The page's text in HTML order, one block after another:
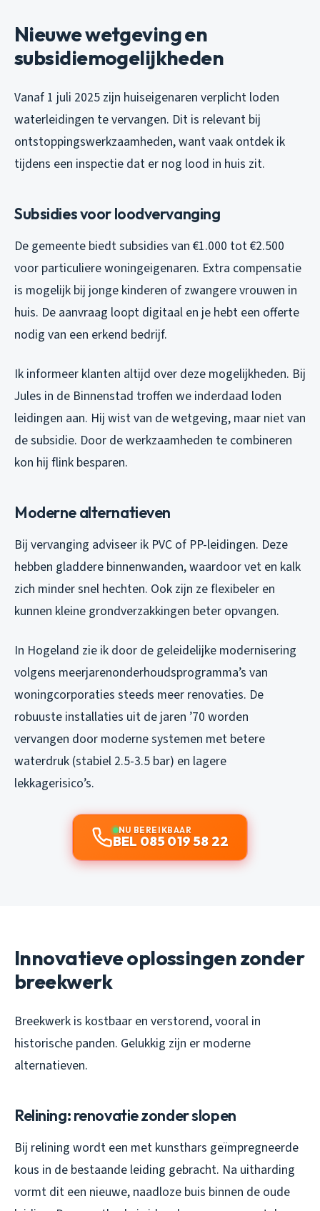
Nieuwe wetgeving en
subsidiemogelijkheden
Vanaf 1 juli 2025 zijn huiseigenaren verplicht loden
waterleidingen te vervangen. Dit is relevant bij
ontstoppingswerkzaamheden, want vaak ontdek ik
tijdens een inspectie dat er nog lood in huis zit.
Subsidies voor loodvervanging
De gemeente biedt subsidies van €1.000 tot €2.500
voor particuliere woningeigenaren. Extra compensatie
is mogelijk bij jonge kinderen of zwangere vrouwen in
huis. De aanvraag loopt digitaal en je hebt een offerte
nodig van een erkend bedrijf.
Ik informeer klanten altijd over deze mogelijkheden. Bij
Jules in de Binnenstad troffen we inderdaad loden
leidingen aan. Hij wist van de wetgeving, maar niet van
de subsidie. Door de werkzaamheden te combineren
kon hij flink besparen.
Moderne alternatieven
Bij vervanging adviseer ik PVC of PP-leidingen. Deze
hebben gladdere binnenwanden, waardoor vet en kalk
zich minder snel hechten. Ook zijn ze flexibeler en
kunnen kleine grondverzakkingen beter opvangen.
In Hogeland zie ik door de geleidelijke modernisering
volgens meerjarenonderhoudsprogramma’s van
woningcorporaties steeds meer renovaties. De
robuuste installaties uit de jaren ’70 worden
vervangen door moderne systemen met betere
waterdruk (stabiel 2.5-3.5 bar) en lagere
lekkagerisico’s.
NU BEREIKBAAR
BEL 085 019 58 22
Innovatieve oplossingen zonder
breekwerk
Breekwerk is kostbaar en verstorend, vooral in
historische panden. Gelukkig zijn er moderne
alternatieven.
Relining: renovatie zonder slopen
Bij relining wordt een met kunsthars geïmpregneerde
kous in de bestaande leiding gebracht. Na uitharding
vormt dit een nieuwe, naadloze buis binnen de oude